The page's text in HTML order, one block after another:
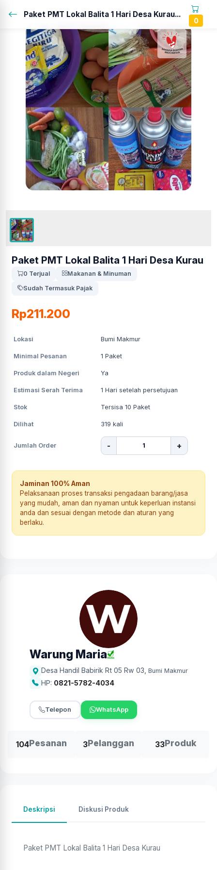
Paket PMT Lokal Balita 1 Hari Desa Kurau...
0
Paket PMT Lokal Balita 1 Hari Desa Kurau
0 Terjual
Makanan & Minuman
Sudah Termasuk Pajak
Rp211.200
Lokasi Bumi Makmur
Minimal Pesanan 1 Paket
Produk dalam Negeri Ya
Estimasi Serah Terima 1 Hari setelah persetujuan
Stok Tersisa 10 Paket
Dilihat 319 kali
Jumlah Order - +
Jaminan 100% Aman
Pelaksanaan proses transaksi pengadaan barang/jasa
yang mudah, aman dan nyaman untuk keperluan instansi
anda dan sesuai dengan metode dan aturan yang
berlaku.
Warung Maria
Desa Handil Babirik Rt 05 Rw 03 Bumi Makmur
HP: 0821-5782-4034
Telepon WhatsApp
104Pesanan 3Pelanggan 33Produk
Deskripsi Diskusi Produk
Paket PMT Lokal Balita 1 Hari Desa Kurau